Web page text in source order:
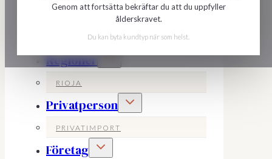
Genom att fortsätta bekräftar du att du uppfyller
ålderskravet.
Du kan byta kundtyp när som helst.
Sök dryck
Producenter
Regioner Toggle
RIOJA
Privatperson
Toggle
PRIVATIMPORT
Företag
Toggle